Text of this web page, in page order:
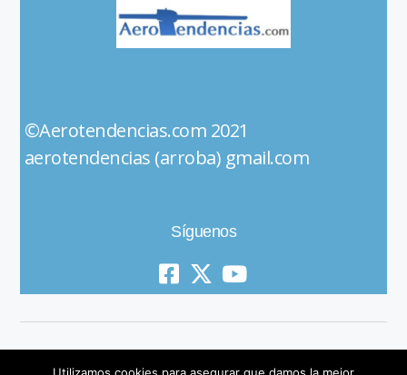
©Aerotendencias.com 2021
aerotendencias (arroba) gmail.com
Síguenos